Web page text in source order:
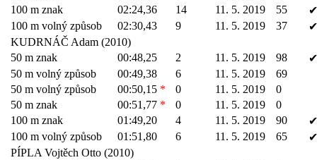
100 m znak
02:24,36 14 11. 5. 2019 55
✔
100 m volný způsob
02:30,43 9 11. 5. 2019 37
✔
KUDRNÁČ Adam (2010)
50 m znak
00:48,25 2 11. 5. 2019 98
✔
50 m volný způsob
00:49,38 6 11. 5. 2019
69
50 m volný způsob
00:50,15 * 0 11. 5. 2019
0
50 m znak
00:51,77 * 0 11. 5. 2019
0
100 m znak
01:49,20 4 11. 5. 2019 90
✔
100 m volný způsob
01:51,80 6 11. 5. 2019 65
✔
PÍPLA Vojtěch Otto (2010)